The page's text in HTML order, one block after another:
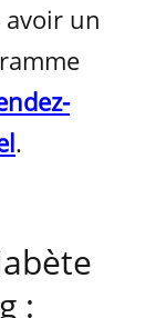
un
.
: